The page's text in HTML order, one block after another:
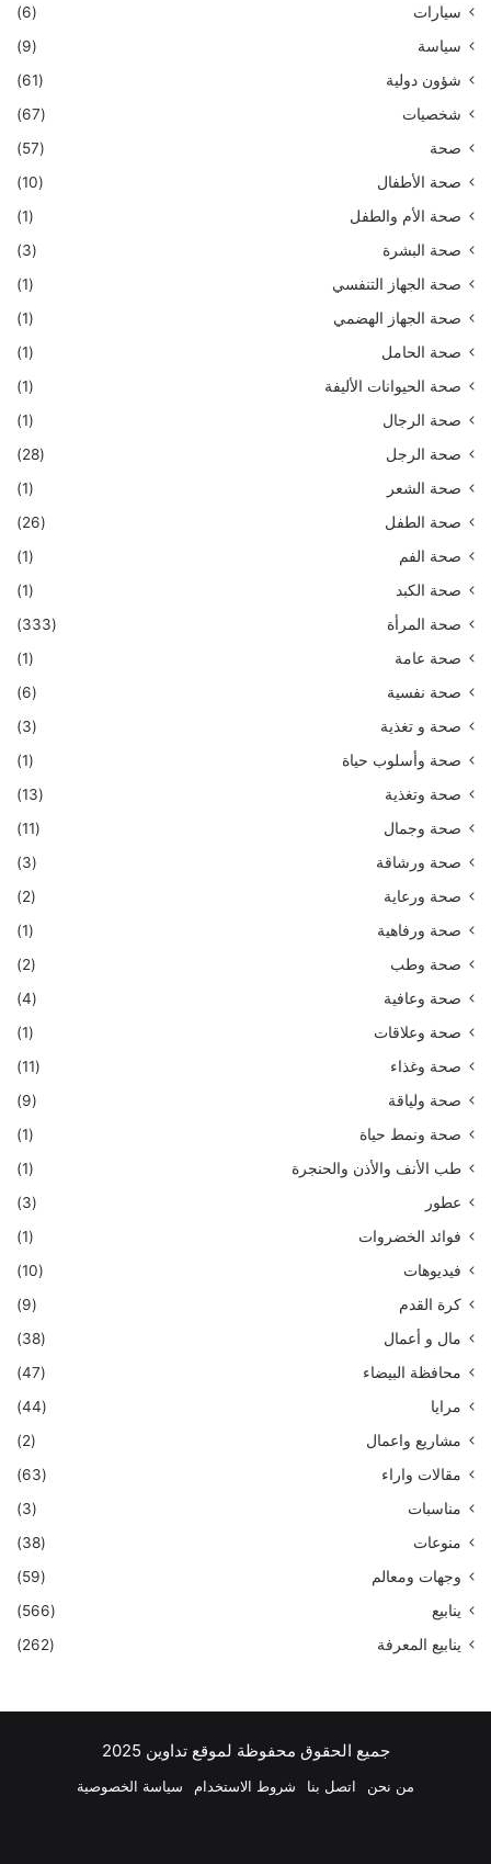
سيارات
(6)
سياسة
(9)
شؤون دولية
(61)
شخصيات
(67)
صحة
(57)
صحة الأطفال
(10)
صحة الأم والطفل
(1)
صحة البشرة
(3)
صحة الجهاز التنفسي
(1)
صحة الجهاز الهضمي
(1)
صحة الحامل
(1)
صحة الحيوانات الأليفة
(1)
صحة الرجال
(1)
صحة الرجل
(28)
صحة الشعر
(1)
صحة الطفل
(26)
صحة الفم
(1)
صحة الكبد
(1)
صحة المرأة
(333)
صحة عامة
(1)
صحة نفسية
(6)
صحة و تغذية
(3)
صحة وأسلوب حياة
(1)
صحة وتغذية
(13)
صحة وجمال
(11)
صحة ورشاقة
(3)
صحة ورعاية
(2)
صحة ورفاهية
(1)
صحة وطب
(2)
صحة وعافية
(4)
صحة وعلاقات
(1)
صحة وغذاء
(11)
صحة ولياقة
(9)
صحة ونمط حياة
(1)
طب الأنف والأذن والحنجرة
(1)
عطور
(3)
فوائد الخضروات
(1)
فيديوهات
(10)
كرة القدم
(9)
مال و أعمال
(38)
محافظة البيضاء
(47)
مرايا
(44)
مشاريع واعمال
(2)
مقالات واراء
(63)
مناسبات
(3)
منوعات
(38)
وجهات ومعالم
(59)
ينابيع
(566)
ينابيع المعرفة
(262)
جميع الحقوق محفوظة لموقع تداوين 2025
من نحن اتصل بنا شروط الاستخدام سياسة الخصوصية